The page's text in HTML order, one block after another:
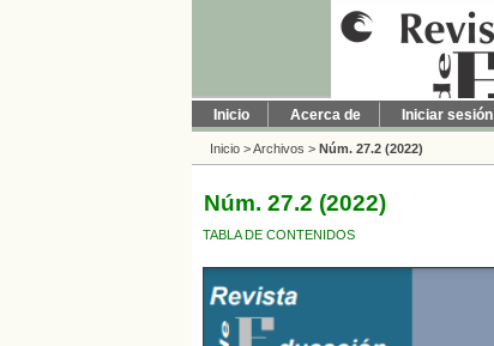
Inicio Acerca de Iniciar sesión
Inicio >Archivos > Núm. 27.2 (2022)
Núm. 27.2 (2022)
TABLA DE CONTENIDOS